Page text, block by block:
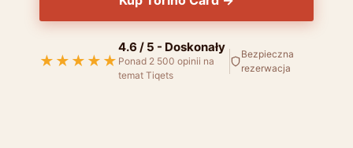
★★★★★
4.6 / 5 - Doskonały
Ponad 2 500 opinii na
temat Tiqets
Bezpieczna
rezerwacja